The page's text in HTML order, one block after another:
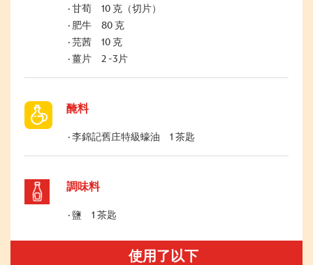
甘荀 10 克（切片）
肥牛 80 克
芫茜 10 克
薑片 2 -3片
醃料
李錦記舊庄特級蠔油 1 茶匙
調味料
鹽 1 茶匙
使用了以下